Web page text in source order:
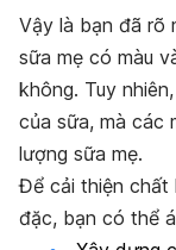
Vậy là bạn đã rõ
sữa mẹ có màu
không. Tuy
của sữa, mà các
lượng sữa mẹ.
Để cải thiện chất
đặc, bạn có thể